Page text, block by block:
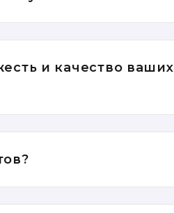
и качество ваших